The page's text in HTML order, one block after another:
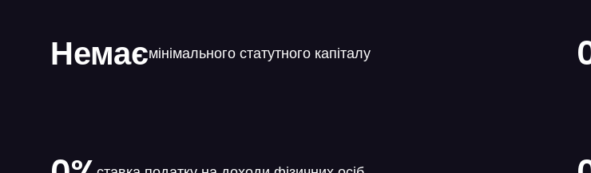
Немаємінімального статутного капіталу